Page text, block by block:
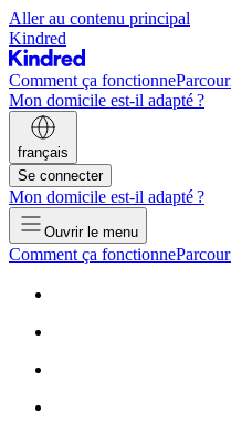
Aller au contenu principal
Kindred
Comment ça fonctionne
Mon domicile est-il adapté ?
français
Se connecter
Mon domicile est-il adapté ?
Ouvrir le menu
Comment ça fonctionne